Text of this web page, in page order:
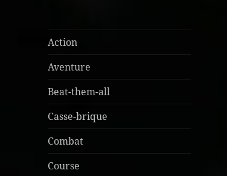
Action
Aventure
Beat-them-all
Casse-brique
Combat
Course